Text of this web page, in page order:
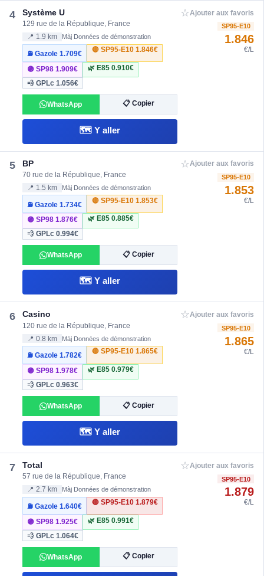
4 Système U
129 rue de la République, France
📍 1.9 km Màj Données de démonstration
⛽ Gazole1.709€
🔴 SP95-E10 1.846€
🟣 SP981.909€ 🌿 E85 0.910€
💨 GPLc1.056€
WhatsApp 📋 Copier
🗺️ Y aller
☆Ajouter aux favoris
SP95-E10
1.846
€/L
5 BP
70 rue de la République, France
📍 1.5 km Màj Données de démonstration
⛽ Gazole1.734€
🔴 SP95-E10 1.853€
🟣 SP981.876€ 🌿 E85 0.885€
💨 GPLc0.994€
WhatsApp 📋 Copier
🗺️ Y aller
☆Ajouter aux favoris
SP95-E10
1.853
€/L
6 Casino
120 rue de la République, France
📍 0.8 km Màj Données de démonstration
⛽ Gazole1.782€
🔴 SP95-E10 1.865€
🟣 SP981.978€ 🌿 E85 0.979€
💨 GPLc0.963€
WhatsApp 📋 Copier
🗺️ Y aller
☆Ajouter aux favoris
SP95-E10
1.865
€/L
7 Total
57 rue de la République, France
📍 2.7 km Màj Données de démonstration
⛽ Gazole1.640€
🔴 SP95-E10 1.879€
🟣 SP981.925€ 🌿 E85 0.991€
💨 GPLc1.064€
WhatsApp 📋 Copier
☆Ajouter aux favoris
SP95-E10
1.879
€/L